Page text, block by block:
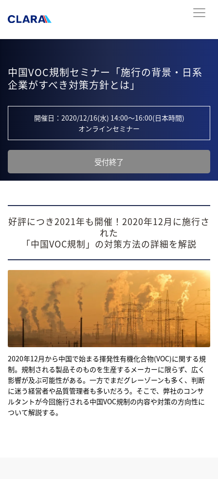
中国VOC規制セミナー「施行の背景・日系
企業がすべき対策方針とは」
開催日：2020/12/16(水) 14:00〜16:00(日本時間)
オンラインセミナー
受付終了
好評につき2021年も開催！2020年12月に施行さ
れた
「中国VOC規制」の対策方法の詳細を解説
2020年12月から中国で始まる揮発性有機化合物(VOC)に関する規
制。規制される製品そのものを生産するメーカーに限らず、広く
影響が及ぶ可能性がある。一方でまだグレーゾーンも多く、判断
に迷う経営者や品質管理者も多いだろう。そこで、弊社のコンサ
ルタントが今回施行される中国VOC規制の内容や対策の方向性に
ついて解説する。